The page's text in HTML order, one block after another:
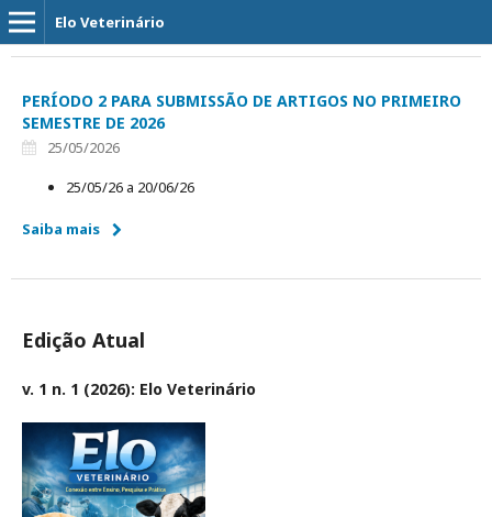
Elo Veterinário
PERÍODO 2 PARA SUBMISSÃO DE ARTIGOS NO PRIMEIRO
SEMESTRE DE 2026
25/05/2026
25/05/26 a 20/06/26
Saiba mais
Edição Atual
v. 1 n. 1 (2026): Elo Veterinário